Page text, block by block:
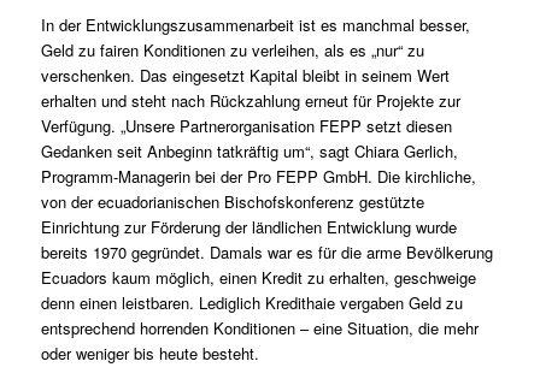
In der Entwicklungszusammenarbeit ist es manchmal besser,
Geld zu fairen Konditionen zu verleihen, als es „nur“ zu
verschenken. Das eingesetzt Kapital bleibt in seinem Wert
erhalten und steht nach Rückzahlung erneut für Projekte zur
Verfügung. „Unsere Partnerorganisation FEPP setzt diesen
Gedanken seit Anbeginn tatkräftig um“, sagt Chiara Gerlich,
Programm-Managerin bei der Pro FEPP GmbH. Die kirchliche,
von der ecuadorianischen Bischofskonferenz gestützte
Einrichtung zur Förderung der ländlichen Entwicklung wurde
bereits 1970 gegründet. Damals war es für die arme Bevölkerung
Ecuadors kaum möglich, einen Kredit zu erhalten, geschweige
denn einen leistbaren. Lediglich Kredithaie vergaben Geld zu
entsprechend horrenden Konditionen – eine Situation, die mehr
oder weniger bis heute besteht.